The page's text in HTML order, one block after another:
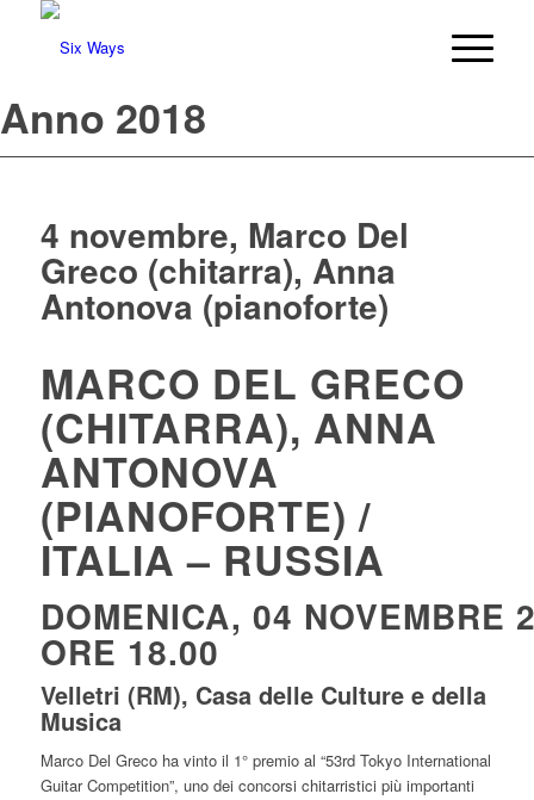
Anno 2018
4 novembre, Marco Del
Greco (chitarra), Anna
Antonova (pianoforte)
MARCO DEL GRECO
(CHITARRA), ANNA
ANTONOVA
(PIANOFORTE) /
ITALIA – RUSSIA
DOMENICA, 04 NOVEMBRE
ORE 18.00
Velletri (RM), Casa delle Culture e della
Musica
Marco Del Greco ha vinto il 1° premio al “53rd Tokyo International
Guitar Competition”, uno dei concorsi chitarristici più importanti